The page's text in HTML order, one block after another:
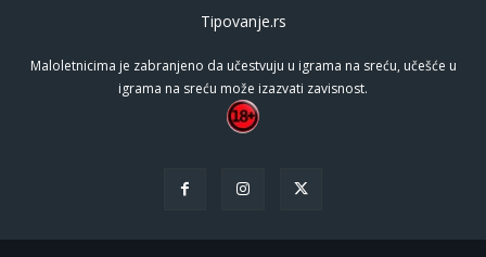
Tipovanje.rs
Maloletnicima je zabranjeno da učestvuju u igrama na sreću, učešće u
igrama na sreću može izazvati zavisnost.